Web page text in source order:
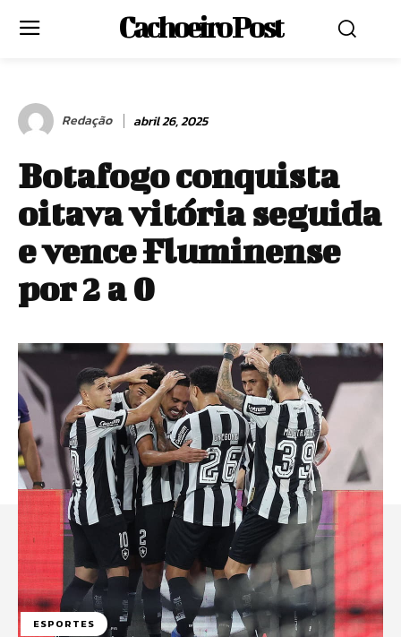
Cachoeiro Post
Redação abril 26, 2025
Botafogo conquista
oitava vitória seguida
e vence Fluminense
por 2 a 0
ESPORTES